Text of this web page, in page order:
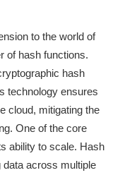
to the world of
of hash functions.
hash
technology ensures
cloud, mitigating the
One of the core
ability to scale. Hash
data across multiple